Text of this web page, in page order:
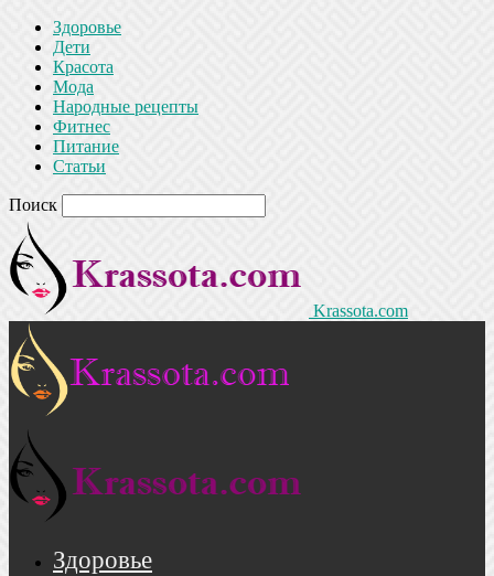
Здоровье
Дети
Красота
Мода
Народные рецепты
Фитнес
Питание
Статьи
Поиск
Krassota.com
Здоровье